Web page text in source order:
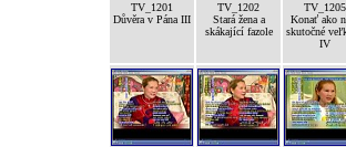
TV_1201
Důvěra v Pána III
TV_1202
Stará žena a
skákající fazole
TV_1205
Konať ako
skutočné
IV